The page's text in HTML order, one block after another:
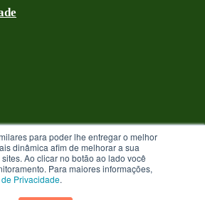
para poder lhe entregar o melhor
dinâmica afim de melhorar a sua
Ao clicar no botão ao lado você
Para maiores informações,
Privacidade.